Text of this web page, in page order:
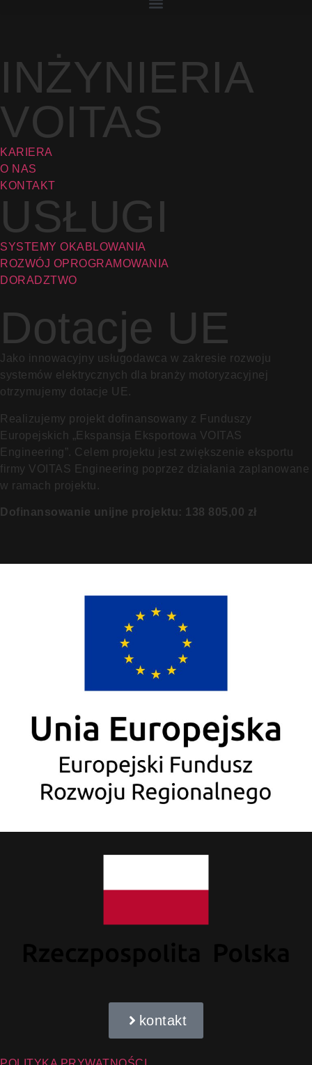
INŻYNIERIA
VOITAS
KARIERA
O NAS
KONTAKT
USŁUGI
SYSTEMY OKABLOWANIA
ROZWÓJ OPROGRAMOWANIA
DORADZTWO
Dotacje UE
Jako innowacyjny usługodawca w zakresie rozwoju
systemów elektrycznych dla branży motoryzacyjnej
otrzymujemy dotacje UE.
Realizujemy projekt dofinansowany z Funduszy
Europejskich „Ekspansja Eksportowa VOITAS
Engineering”. Celem projektu jest zwiększenie eksportu
firmy VOITAS Engineering poprzez działania zaplanowane
w ramach projektu.
Dofinansowanie unijne projektu: 138 805,00 zł
kontakt